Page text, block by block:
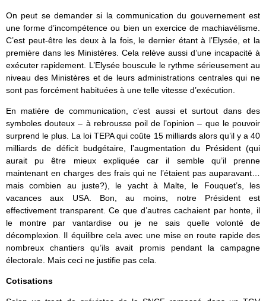
On peut se demander si la communication du gouvernement est
une forme d’incompétence ou bien un exercice de machiavélisme.
C’est peut-être les deux à la fois, le dernier étant à l’Elysée, et la
première dans les Ministères. Cela relève aussi d’une incapacité à
exécuter rapidement. L’Elysée bouscule le rythme sérieusement au
niveau des Ministères et de leurs administrations centrales qui ne
sont pas forcément habituées à une telle vitesse d’exécution.
En matière de communication, c’est aussi et surtout dans des
symboles douteux – à rebrousse poil de l’opinion – que le pouvoir
surprend le plus. La loi TEPA qui coûte 15 milliards alors qu’il y a 40
milliards de déficit budgétaire, l’augmentation du Président (qui
aurait pu être mieux expliquée car il semble qu’il prenne
maintenant en charges des frais qui ne l’étaient pas auparavant…
mais combien au juste?), le yacht à Malte, le Fouquet’s, les
vacances aux USA. Bon, au moins, notre Président est
effectivement transparent. Ce que d’autres cachaient par honte, il
le montre par vantardise ou je ne sais quelle volonté de
décomplexion. Il équilibre cela avec une mise en route rapide des
nombreux chantiers qu’ils avait promis pendant la campagne
électorale. Mais ceci ne justifie pas cela.
Cotisations